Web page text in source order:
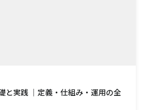
と実践 ｜定義・仕組み・運用の全